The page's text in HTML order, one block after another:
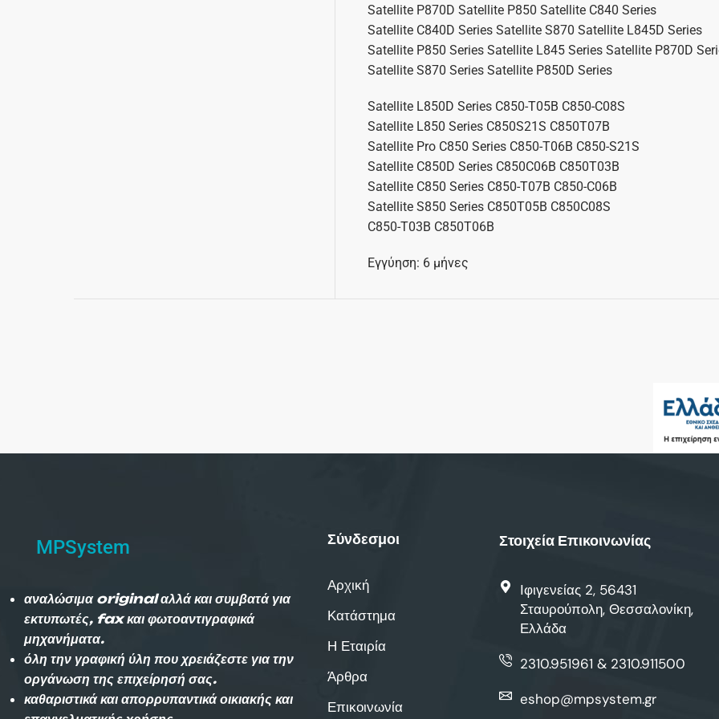
Satellite P870D Satellite P850 Satellite C840 Series
Satellite C840D Series Satellite S870 Satellite L845D Series
Satellite P850 Series Satellite L845 Series Satellite P870D
Satellite S870 Series Satellite P850D Series
Satellite L850D Series C850-T05B C850-C08S
Satellite L850 Series C850S21S C850T07B
Satellite Pro C850 Series C850-T06B C850-S21S
Satellite C850D Series C850C06B C850T03B
Satellite C850 Series C850-T07B C850-C06B
Satellite S850 Series C850T05B C850C08S
C850-T03B C850T06B
Εγγύηση: 6 μήνες
MPSystem
αναλώσιμα original αλλά και συμβατά για
εκτυπωτές, fax και φωτοαντιγραφικά
μηχανήματα.
όλη την γραφική ύλη που χρειάζεστε για την
οργάνωση της επιχείρησή σας.
καθαριστικά και απορρυπαντικά οικιακής και
Σύνδεσμοι
Αρχική
Κατάστημα
Η Εταιρία
Άρθρα
Επικοινωνία
Στοιχεία Επικοινωνίας
Ιφιγενείας 2, 56431
Σταυρούπολη, Θεσσαλονίκη,
Ελλάδα
2310.951961 & 2310.911500
eshop@mpsystem.gr